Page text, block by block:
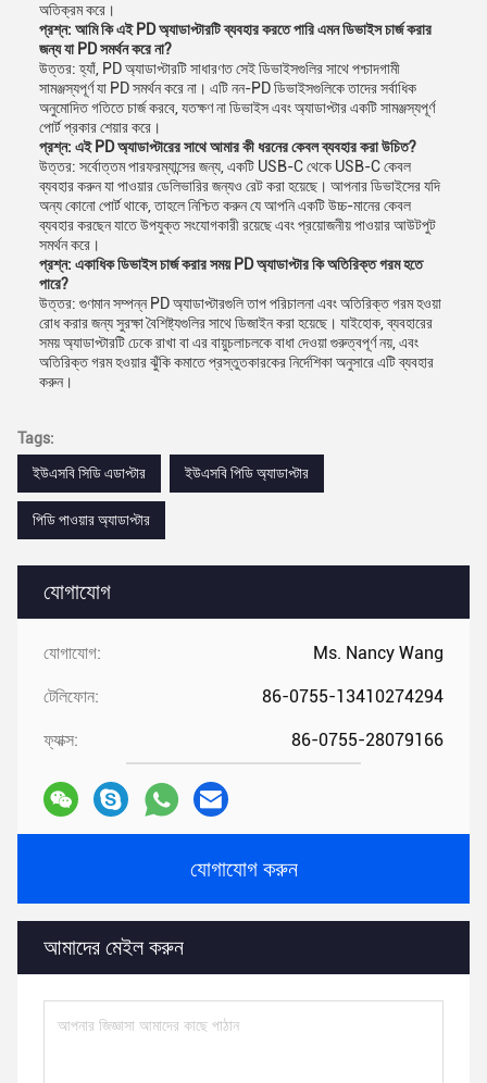
যোগাযোগ
যোগাযোগ: Ms. Nancy Wang
টেলিফোন: 86-0755-13410274294
ফ্যাক্স: 86-0755-28079166
যোগাযোগ করুন
আমাদের মেইল ​​করুন
অতিক্রম করে।
প্রশ্ন: আমি কি এই PD অ্যাডাপ্টারটি ব্যবহার করতে পারি এমন ডিভাইস চার্জ করার
জন্য যা PD সমর্থন করে না?
উত্তর: হ্যাঁ, PD অ্যাডাপ্টারটি সাধারণত সেই ডিভাইসগুলির সাথে পশ্চাদগামী
সামঞ্জস্যপূর্ণ যা PD সমর্থন করে না। এটি নন-PD ডিভাইসগুলিকে তাদের সর্বাধিক
অনুমোদিত গতিতে চার্জ করবে, যতক্ষণ না ডিভাইস এবং অ্যাডাপ্টার একটি সামঞ্জস্যপূর্ণ
পোর্ট প্রকার শেয়ার করে।
প্রশ্ন: এই PD অ্যাডাপ্টারের সাথে আমার কী ধরনের কেবল ব্যবহার করা উচিত?
উত্তর: সর্বোত্তম পারফরম্যান্সের জন্য, একটি USB-C থেকে USB-C কেবল
ব্যবহার করুন যা পাওয়ার ডেলিভারির জন্যও রেট করা হয়েছে। আপনার ডিভাইসের যদি
অন্য কোনো পোর্ট থাকে, তাহলে নিশ্চিত করুন যে আপনি একটি উচ্চ-মানের কেবল
ব্যবহার করছেন যাতে উপযুক্ত সংযোগকারী রয়েছে এবং প্রয়োজনীয় পাওয়ার আউটপুট
সমর্থন করে।
প্রশ্ন: একাধিক ডিভাইস চার্জ করার সময় PD অ্যাডাপ্টার কি অতিরিক্ত গরম হতে
পারে?
উত্তর: গুণমান সম্পন্ন PD অ্যাডাপ্টারগুলি তাপ পরিচালনা এবং অতিরিক্ত গরম হওয়া
রোধ করার জন্য সুরক্ষা বৈশিষ্ট্যগুলির সাথে ডিজাইন করা হয়েছে। যাইহোক, ব্যবহারের
সময় অ্যাডাপ্টারটি ঢেকে রাখা বা এর বায়ুচলাচলকে বাধা দেওয়া গুরুত্বপূর্ণ নয়, এবং
অতিরিক্ত গরম হওয়ার ঝুঁকি কমাতে প্রস্তুতকারকের নির্দেশিকা অনুসারে এটি ব্যবহার
করুন।
Tags:
ইউএসবি সিডি এডাপ্টার
ইউএসবি পিডি অ্যাডাপ্টার
পিডি পাওয়ার অ্যাডাপ্টার